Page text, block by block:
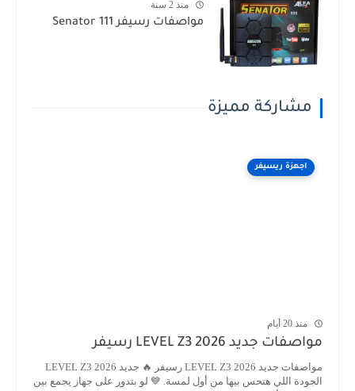
منذ 2 سنة
مواصفات رسيفر Senator 111
مشاركة مميزة
اجهزة ريسيفر
منذ 20 أيام
مواصفات جديد LEVEL Z3 2026 رسيفر
مواصفات جديد LEVEL Z3 2026 رسيفر 🔥 جديد LEVEL Z3 2026
الجودة اللي هتحس بيها من أول لمسة. 💙 لو بتدور على جهاز يجمع بين